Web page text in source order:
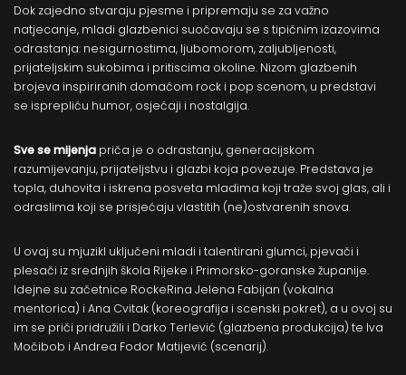
Dok zajedno stvaraju pjesme i pripremaju se za važno
natjecanje, mladi glazbenici suočavaju se s tipičnim izazovima
odrastanja: nesigurnostima, ljubomorom, zaljubljenosti,
prijateljskim sukobima i pritiscima okoline. Nizom glazbenih
brojeva inspiriranih domaćom rock i pop scenom, u predstavi
se isprepliću humor, osjećaji i nostalgija.
Sve se mijenja priča je o odrastanju, generacijskom
razumijevanju, prijateljstvu i glazbi koja povezuje. Predstava je
topla, duhovita i iskrena posveta mladima koji traže svoj glas, ali i
odraslima koji se prisjećaju vlastitih (ne)ostvarenih snova.
U ovaj su mjuzikl uključeni mladi i talentirani glumci, pjevači i
plesači iz srednjih škola Rijeke i Primorsko-goranske županije.
Idejne su začetnice RockeRina Jelena Fabijan (vokalna
mentorica) i Ana Cvitak (koreografija i scenski pokret), a u ovoj su
im se priči pridružili i Darko Terlević (glazbena produkcija) te Iva
Močibob i Andrea Fodor Matijević (scenarij).